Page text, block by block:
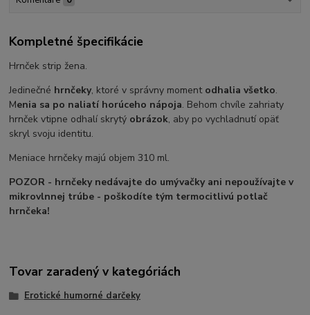
Kompletné špecifikácie
Hrnček strip žena.
Jedinečné hrnčeky, ktoré v správny moment odhalia všetko.
Menia sa po naliatí horúceho nápoja. Behom chvíle zahriaty
hrnček vtipne odhalí skrytý obrázok, aby po vychladnutí opäť
skryl svoju identitu.
Meniace hrnčeky majú objem 310 ml.
POZOR - hrnčeky nedávajte do umývačky ani nepoužívajte v
mikrovlnnej trúbe - poškodíte tým termocitlivú potlač
hrnčeka!
Tovar zaradený v kategóriách
Erotické humorné darčeky